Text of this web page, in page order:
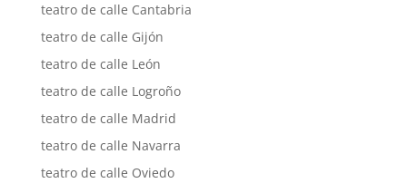
teatro de calle Cantabria
teatro de calle Gijón
teatro de calle León
teatro de calle Logroño
teatro de calle Madrid
teatro de calle Navarra
teatro de calle Oviedo